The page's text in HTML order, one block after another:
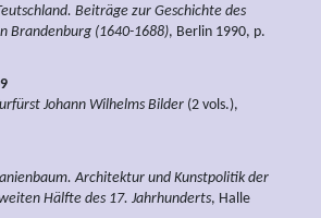
Beiträge zur Geschichte des
Brandenburg (1640-1688), Berlin 1990, p.
Johann Wilhelms Bilder (2 vols.),
Architektur und Kunstpolitik der
Hälfte des 17. Jahrhunderts, Halle